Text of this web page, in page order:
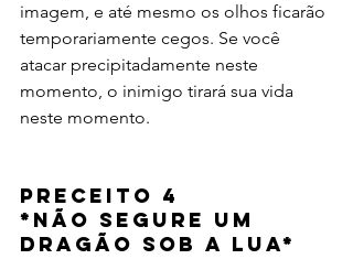
imagem, e até mesmo os olhos ficarão
temporariamente cegos. Se você
atacar precipitadamente neste
momento, o inimigo tirará sua vida
neste momento.
Preceito 4
* Não segure um
dragão sob a Lua*